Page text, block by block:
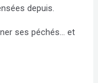
depuis.
ses péchés… et